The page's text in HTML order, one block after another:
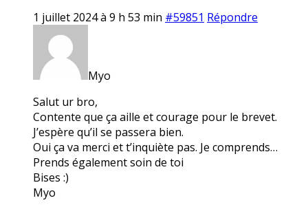
1 juillet 2024 à 9 h 53 min #59851 Répondre
Myo
Salut ur bro,
Contente que ça aille et courage pour le brevet.
J’espère qu’il se passera bien.
Oui ça va merci et t’inquiète pas. Je comprends…
Prends également soin de toi
Bises :)
Myo